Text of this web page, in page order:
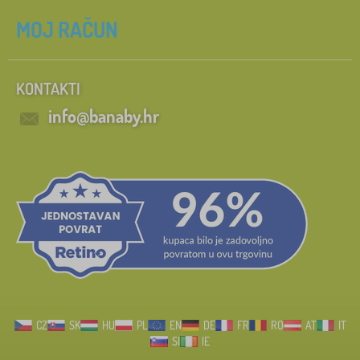
MOJ RAČUN
KONTAKTI
info@banaby.hr
CZ SK HU PL EN DE FR RO AT
IT
SI
IE